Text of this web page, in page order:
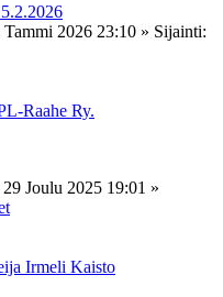
Tammi 2026 23:10 » Sijainti:
Raahe Ry.
29 Joulu 2025 19:01 »
Irmeli Kaisto